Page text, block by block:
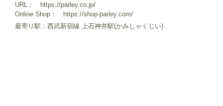
URL： https://parley.co.jp/
Online Shop： https://shop-parley.com/
最寄り駅：西武新宿線 上石神井駅(かみしゃくじい)